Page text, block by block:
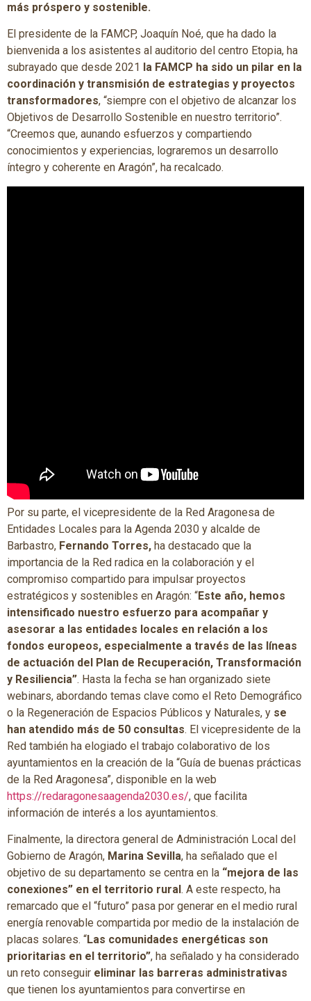
más próspero y sostenible.
El presidente de la FAMCP, Joaquín Noé, que ha dado la
bienvenida a los asistentes al auditorio del centro Etopia, ha
subrayado que desde 2021
la FAMCP ha sido un pilar en la
coordinación y transmisión de estrategias y proyectos
transformadores, “siempre con el objetivo de alcanzar los
Objetivos de Desarrollo Sostenible en nuestro territorio”.
“Creemos que, aunando esfuerzos y compartiendo
conocimientos y experiencias, lograremos un desarrollo
íntegro y coherente en Aragón”, ha recalcado.
Por su parte, el vicepresidente de la Red Aragonesa de
Entidades Locales para la Agenda 2030 y alcalde de
Barbastro, Fernando Torres, ha destacado que la
importancia de la Red radica en la colaboración y el
compromiso compartido para impulsar proyectos
estratégicos y sostenibles en Aragón: “Este año, hemos
intensificado nuestro esfuerzo para acompañar y
asesorar a las entidades locales en relación a los
fondos europeos, especialmente a través de las líneas
de actuación del Plan de Recuperación, Transformación
y Resiliencia”. Hasta la fecha se han organizado siete
webinars, abordando temas clave como el Reto Demográfico
o la Regeneración de Espacios Públicos y Naturales, y se
han atendido más de 50 consultas. El vicepresidente de la
Red también ha elogiado el trabajo colaborativo de los
ayuntamientos en la creación de la “Guía de buenas prácticas
de la Red Aragonesa”, disponible en la web
https://redaragonesaagenda2030.es/, que facilita
información de interés a los ayuntamientos.
Finalmente, la directora general de Administración Local del
Gobierno de Aragón, Marina Sevilla, ha señalado que el
objetivo de su departamento se centra en la “mejora de las
conexiones” en el territorio rural . A este respecto, ha
remarcado que el “futuro” pasa por generar en el medio rural
energía renovable compartida por medio de la instalación de
placas solares. “Las comunidades energéticas son
prioritarias en el territorio”, ha señalado y ha considerado
un reto conseguir eliminar las barreras administrativas
que tienen los ayuntamientos para convertirse en